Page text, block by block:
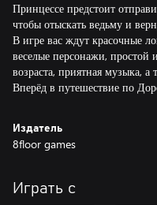
Принцессе предстоит
чтобы отыскать ведьму и
В игре вас ждут красочные
веселые персонажи, простой
возраста, приятная музыка, а
Вперёд в путешествие по
Издатель
8floor games
Играть с